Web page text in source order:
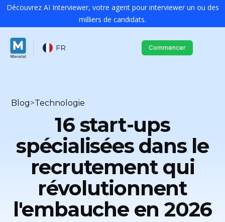
Découvrez AI Interviewer, votre agent pour interviewer un ou des
milliers de candidats.
FR Commencer
Blog>Technologie
16 start-ups
spécialisées dans le
recrutement qui
révolutionnent
l'embauche en 2026